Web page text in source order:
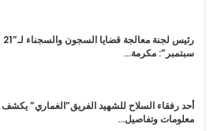
رئيس لجنة معالجة قضايا السجون والسجناء لـ”21
سبتمبر”: مكرمة…
أحد رفقاء السلاح للشهيد الفريق”الغماري” يكشف
معلومات وتفاصيل…